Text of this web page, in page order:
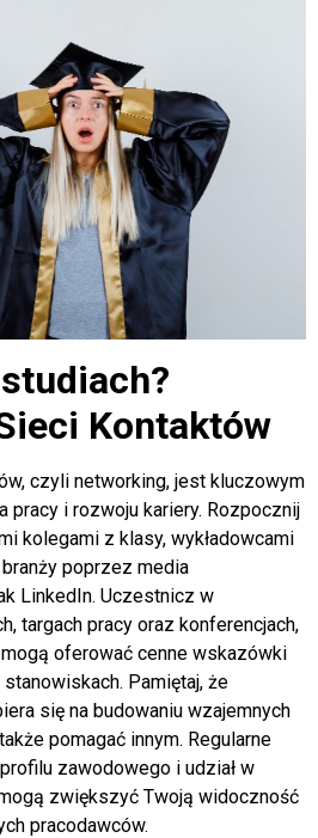
Kontaktów
czyli networking, jest kluczowym
pracy i rozwoju kariery. Rozpocznij
kolegami z klasy, wykładowcami
poprzez media
LinkedIn. Uczestnicz w
targach pracy oraz konferencjach,
oferować cenne wskazówki
Pamiętaj, że
się na budowaniu wzajemnych
pomagać innym. Regularne
zawodowego i udział w
zwiększyć Twoją widoczność
pracodawców.